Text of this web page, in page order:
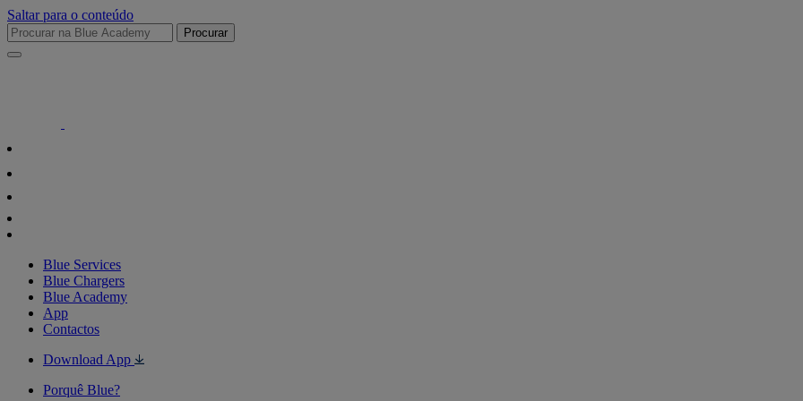
Saltar para o conteúdo
Procurar
Blue Services
Blue Chargers
Blue Academy
App
Contactos
Download App
Porquê Blue?